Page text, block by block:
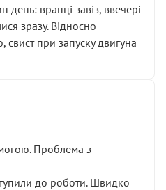
день: вранці завіз, ввечері
зразу. Відносно
при запуску двигуна
Проблема з
до роботи. Швидко